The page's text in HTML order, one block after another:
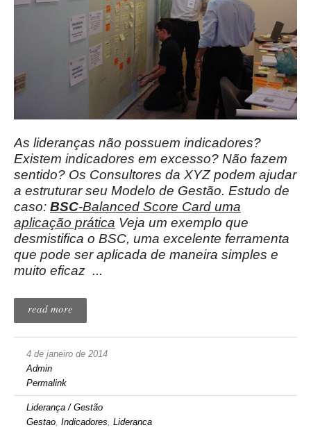
As lideranças não possuem indicadores?
Existem indicadores em excesso? Não fazem
sentido? Os Consultores da XYZ podem ajudar
a estruturar seu Modelo de Gestão. Estudo de
caso: BSC-Balanced Score Card uma
aplicação prática Veja um exemplo que
desmistifica o BSC, uma excelente ferramenta
que pode ser aplicada de maneira simples e
muito eficaz ...
read more
4 de janeiro de 2014
Admin
Permalink
Liderança / Gestão
Gestao, Indicadores, Lideranca